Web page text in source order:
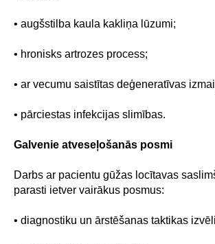
• augšstilba kaula kakliņa lūzumi;
• hronisks artrozes process;
• ar vecumu saistītas deģeneratīvas
• pārciestas infekcijas slimības.
Galvenie atveseļošanās posmi
Darbs ar pacientu gūžas locītavas
parasti ietver vairākus posmus:
• diagnostiku un ārstēšanas taktikas